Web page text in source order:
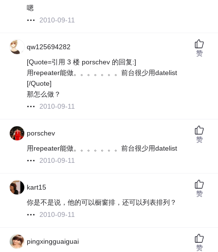
嗯
2010-09-11
qw125694282
[Quote=引用 3 楼 porschev 的回复:]
用repeater能做。。。。。。。前台很少用datelist
[/Quote]
那怎么做？
2010-09-11
赞
porschev
用repeater能做。。。。。。。前台很少用datelist
2010-09-11
赞
kart15
你是不是说，他的可以橱窗排，还可以列表排列？
2010-09-11
赞
pingxingguaiguai
赞